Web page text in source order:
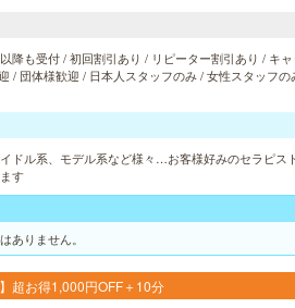
降も受付 / 初回割引あり / リピーター割引あり / キャ
/ 団体様歓迎 / 日本人スタッフのみ / 女性スタッフの
ドル系、モデル系など様々…お客様好みのセラピス
す
ありません。
超お得1,000円OFF＋10分